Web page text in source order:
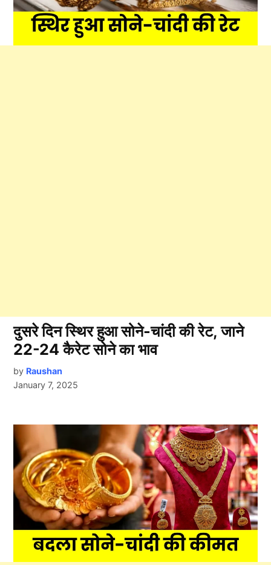
दुसरे दिन स्थिर हुआ सोने-चांदी की रेट, जाने
22-24 कैरेट सोने का भाव
by Raushan
January 7, 2025